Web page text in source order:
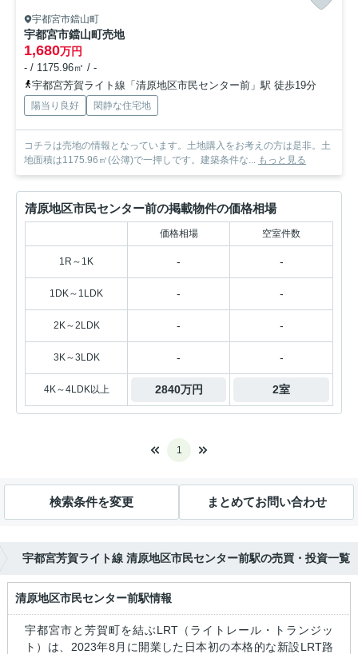
宇都宮市鐺山町
宇都宮市鐺山町売地
1,680万円
- / 1175.96㎡ / -
宇都宮芳賀ライト線「清原地区市民センター前」駅 徒歩19分
陽当り良好 閑静な住宅地
コチラは売地の情報となっています。土地購入をお考えの方は是非。土
地面積は1175.96㎡(公簿)で一押しです。建築条件な... もっと見る
清原地区市民センター前の掲載物件の価格相場
価格相場 空室件数
1R～1K - -
1DK～1LDK - -
2K～2LDK - -
3K～3LDK - -
4K～4LDK以上 2840万円 2室
1
検索条件を変更 まとめてお問い合わせ
宇都宮芳賀ライト線 清原地区市民センター前駅の売買・投資一覧
清原地区市民センター前駅情報
宇都宮市と芳賀町を結ぶLRT（ライトレール・トランジッ
ト）は、2023年8月に開業した日本初の本格的な新設LRT路